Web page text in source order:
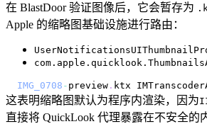
在 BlastDoor 验证图像后，它会暂存为
Apple 的缩略图基础设施进行路由：
IMG_0708 - preview . ktx
这表明缩略图默认为程序内渲染，因为
直接将 QuickLook 代理暴露在不安全的